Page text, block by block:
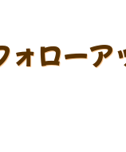
ローア